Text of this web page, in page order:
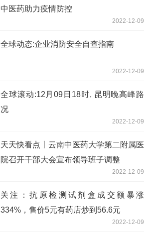
中医药助力疫情防控
2022-12-09
全球动态:企业消防安全自查指南
2022-12-09
全球滚动:12月09日18时, 昆明晚高峰路
况
2022-12-09
天天快看点丨云南中医药大学第二附属医
院召开干部大会宣布领导班子调整
2022-12-09
关注：抗原检测试剂盒成交额暴涨
334%，售价5元有药店炒到56.6元
2022-12-09